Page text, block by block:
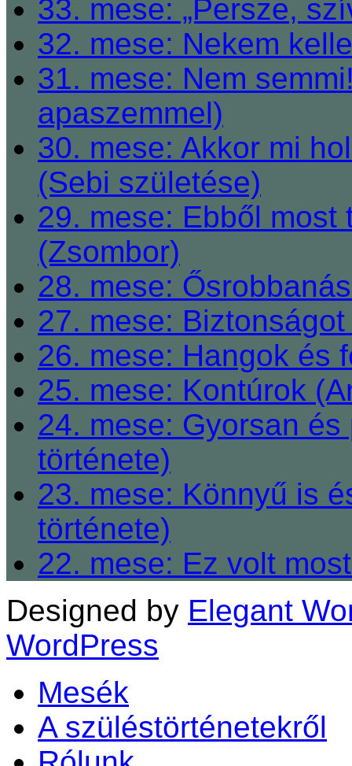
33. mese: „Persze,
32. mese: Nekem
31. mese: Nem
apaszemmel)
30. mese: Akkor mi
(Sebi születése)
29. mese: Ebből
(Zsombor)
28. mese:
27. mese:
26. mese: Hangok és
25. mese: Kontúrok
24. mese: Gyorsan
története)
23. mese: Könnyű is
története)
22. mese: Ez volt
Designed by Elegant
WordPress
Mesék
A szüléstörténetekről